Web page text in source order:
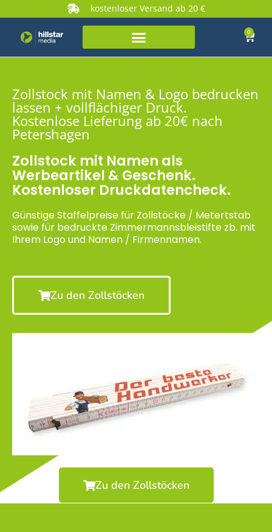
kostenloser Versand ab 20 €
0
Zollstock mit Namen & Logo bedrucken
lassen + vollflächiger Druck.
Kostenlose Lieferung ab 20€ nach
Petershagen
Zollstock mit Namen als
Werbeartikel & Geschenk.
Kostenloser Druckdatencheck.
Günstige Staffelpreise für Zollstöcke / Metertstab
sowie für bedruckte Zimmermannsbleistifte zb. mit
Ihrem Logo und Namen / Firmennamen.
Zu den Zollstöcken
Zu den Zollstöcken